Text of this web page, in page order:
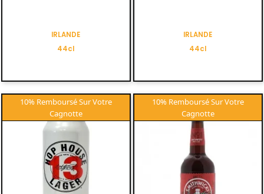
IRLANDE
44cl
IRLANDE
44cl